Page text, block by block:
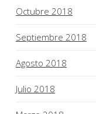
Octubre 2018
Septiembre 2018
Agosto 2018
Julio 2018